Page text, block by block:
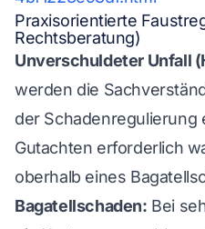
Praxisorientierte
Rechtsberatung)
Unverschuldeter Unfall
werden die
der Schadenregulierung
Gutachten erforderlich
oberhalb eines
Bagatellschaden: Bei